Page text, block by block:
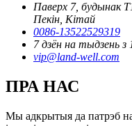
Паверх 7, будынак
Пекін, Кітай
0086-13522529319
7 дзён на тыдзень з
vip@land-well.com
ПРА НАС
Мы адкрытыя да патрэб